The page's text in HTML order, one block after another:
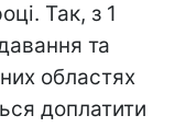
Так, з 1
та
областях
доплатити